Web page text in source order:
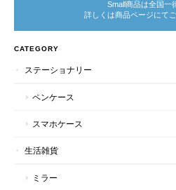
Small商品は全国一
詳しくは商品ページにて
CATEGORY
ステーショナリー
ペンケース
スマホケース
生活雑貨
ミラー